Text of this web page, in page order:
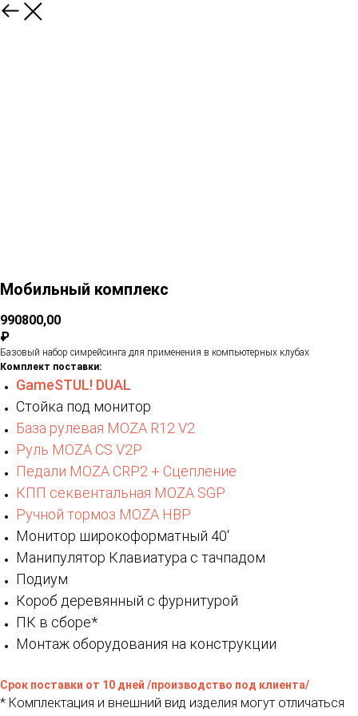
Мобильный комплекс
990800,00
₽
Базовый набор симрейсинга для применения в компьютерных клубах
Комплект поставки:
GameSTUL! DUAL
Стойка под монитор
База рулевая MOZA R12 V2
Руль MOZA CS V2P
Педали MOZA CRP2 + Сцепление
КПП секвентальная MOZA SGP
Ручной тормоз MOZA HBP
Монитор широкоформатный 40'
Манипулятор Клавиатура с тачпадом
Подиум
Короб деревянный с фурнитурой
ПК в сборе*
Монтаж оборудования на конструкции
Срок поставки от 10 дней /производство под клиента/
* Комплектация и внешний вид изделия могут отличаться